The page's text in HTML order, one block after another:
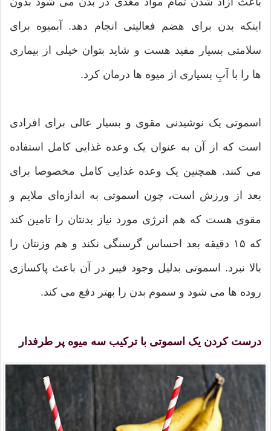
اینکه بدن برای هضم فعالیتی انجام دهد. آبمیوه برای
سلامتی بسیار مفید هست و شاید بتوان خیلی از بیماری
ها را با آبِ بسیاری از میوه ها درمان کرد.
اسموتی یک نوشیدنی مقوی و بسیار عالی برای افرادی
است که از آن به عنوان یک وعده غذایی کامل استفاده
می کنند. همچنین یک وعده غذایی کامل مخصوصا برای
بعد از ورزش است، چون اسموتی به اندازه‌ای ملایم و
مقوی هست که هم انرژی مورد نیاز بدنتان را تامین کند
که ۱۵ دقیقه بعد احساس گرسنگی نکند و هم وزنتان را
بالا نبرد. اسموتی بدلیل وجود فیبر در آن باعث پاکسازی
روده ها می شود و سموم بدن را بهتر دفع می کند.
درست کردن یک اسموتی با ترکیب سه میوه پر طرفدار